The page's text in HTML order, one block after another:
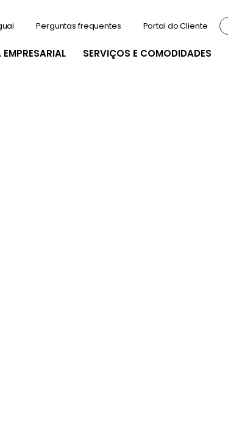
SERVIÇOS E COMODIDADES
Perguntas frequentes Portal do Cliente